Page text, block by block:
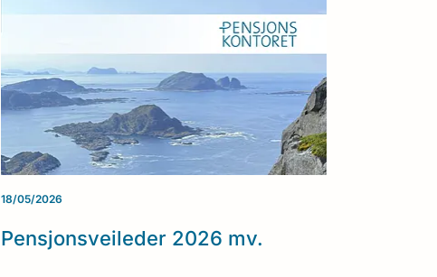
18/05/2026
Pensjonsveileder 2026 mv.